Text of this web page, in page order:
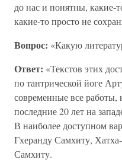
до нас и понятны, какие-
какие-то просто не
Вопрос: «Какую
Ответ: «Текстов этих
по тантрической йоге
современные все работы,
последние 20 лет на
В наиболее доступном
Гхеранду Самхиту,
Самхиту.